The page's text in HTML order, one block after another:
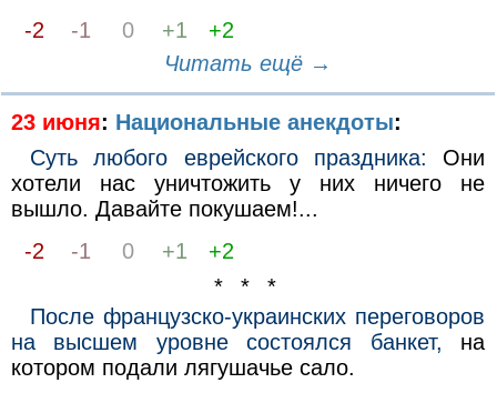
-2
-1 0 +1
+2
Читать ещё →
23 июня: Национальные анекдоты:
Суть любого еврейского праздника: Они
хотели нас уничтожить у них ничего не
вышло. Давайте покушаем!...
-2
-1 0 +1
+2
* * *
После французско-украинских переговоров
на высшем уровне состоялся банкет, на
котором подали лягушачье сало.